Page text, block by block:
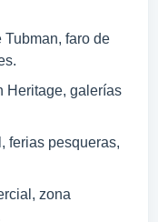
Tubman, faro de
Heritage, galerías
ferias pesqueras,
zona